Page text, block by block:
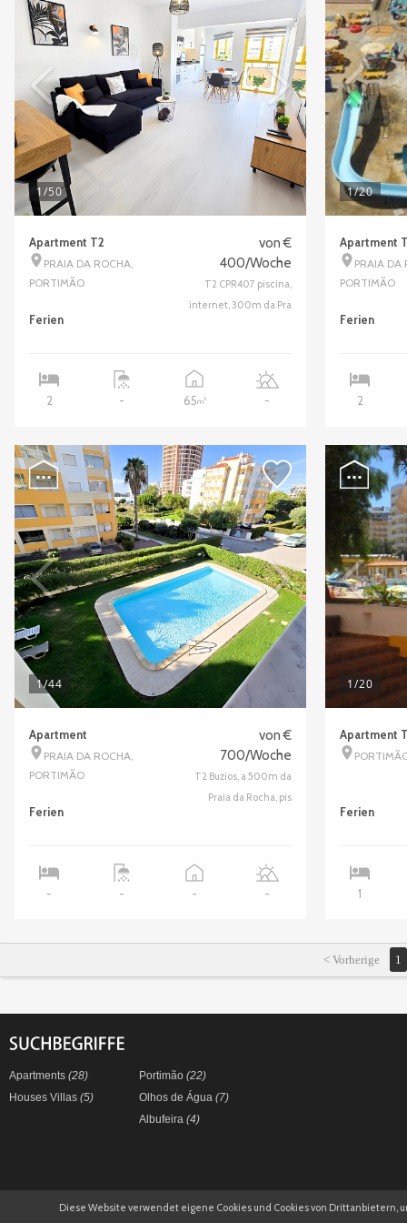
1/50
Apartment T2
PRAIA DA ROCHA,
PORTIMÃO
von €
400/Woche
T2 CPR407 piscina,
internet, 300m da Pra
Ferien
2 - 65m2 -
1/20
Apartment
PRAIA DA
PORTIMÃO
Ferien
2
1/44
Apartment
PRAIA DA ROCHA,
PORTIMÃO
von €
700/Woche
T2 Buzios, a 500m da
Praia da Rocha, pis
Ferien
- - - -
1/20
Apartment
Ferien
1
< Vorherige 1
Apartments (28)
Houses Villas (5)
Portimão (22)
Olhos de Água (7)
Albufeira (4)
Diese Website verwendet eigene Cookies und Cookies von